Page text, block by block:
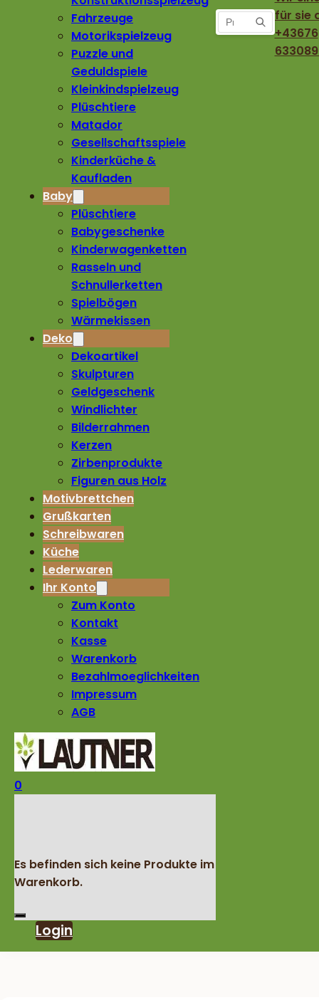
Fahrzeuge
Motorikspielzeug
Puzzle und
Geduldspiele
Kleinkindspielzeug
Plüschtiere
Matador
Gesellschaftsspiele
Kinderküche &
Kaufladen
Baby
Plüschtiere
Babygeschenke
Kinderwagenketten
Rasseln und
Schnullerketten
Spielbögen
Wärmekissen
Deko
Dekoartikel
Skulpturen
Geldgeschenk
Windlichter
Bilderrahmen
Kerzen
Zirbenprodukte
Figuren aus Holz
Motivbrettchen
Grußkarten
Schreibwaren
Küche
Lederwaren
Ihr Konto
Zum Konto
Kontakt
Kasse
Warenkorb
Bezahlmoeglichkeiten
Impressum
AGB
0
Es befinden sich keine Produkte im
Warenkorb.
Login
für sie
+43676